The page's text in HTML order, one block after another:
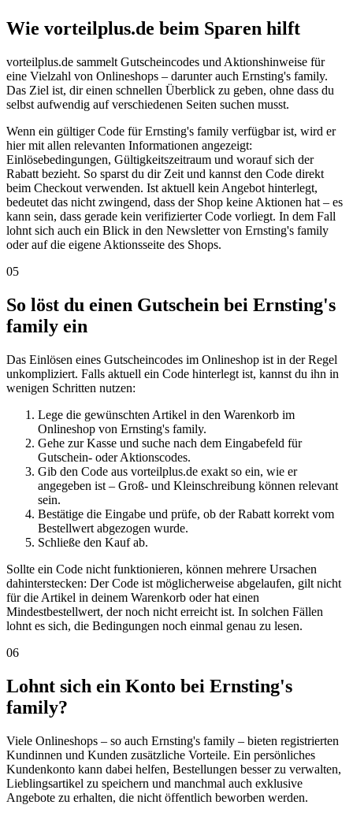
Wie vorteilplus.de beim Sparen hilft
vorteilplus.de sammelt Gutscheincodes und Aktionshinweise für
eine Vielzahl von Onlineshops – darunter auch Ernsting's family.
Das Ziel ist, dir einen schnellen Überblick zu geben, ohne dass du
selbst aufwendig auf verschiedenen Seiten suchen musst.
Wenn ein gültiger Code für Ernsting's family verfügbar ist, wird er
hier mit allen relevanten Informationen angezeigt:
Einlösebedingungen, Gültigkeitszeitraum und worauf sich der
Rabatt bezieht. So sparst du dir Zeit und kannst den Code direkt
beim Checkout verwenden. Ist aktuell kein Angebot hinterlegt,
bedeutet das nicht zwingend, dass der Shop keine Aktionen hat – es
kann sein, dass gerade kein verifizierter Code vorliegt. In dem Fall
lohnt sich auch ein Blick in den Newsletter von Ernsting's family
oder auf die eigene Aktionsseite des Shops.
05
So löst du einen Gutschein bei Ernsting's
family ein
Das Einlösen eines Gutscheincodes im Onlineshop ist in der Regel
unkompliziert. Falls aktuell ein Code hinterlegt ist, kannst du ihn in
wenigen Schritten nutzen:
Lege die gewünschten Artikel in den Warenkorb im
Onlineshop von Ernsting's family.
Gehe zur Kasse und suche nach dem Eingabefeld für
Gutschein- oder Aktionscodes.
Gib den Code aus vorteilplus.de exakt so ein, wie er
angegeben ist – Groß- und Kleinschreibung können relevant
sein.
Bestätige die Eingabe und prüfe, ob der Rabatt korrekt vom
Bestellwert abgezogen wurde.
Schließe den Kauf ab.
Sollte ein Code nicht funktionieren, können mehrere Ursachen
dahinterstecken: Der Code ist möglicherweise abgelaufen, gilt nicht
für die Artikel in deinem Warenkorb oder hat einen
Mindestbestellwert, der noch nicht erreicht ist. In solchen Fällen
lohnt es sich, die Bedingungen noch einmal genau zu lesen.
06
Lohnt sich ein Konto bei Ernsting's
family?
Viele Onlineshops – so auch Ernsting's family – bieten registrierten
Kundinnen und Kunden zusätzliche Vorteile. Ein persönliches
Kundenkonto kann dabei helfen, Bestellungen besser zu verwalten,
Lieblingsartikel zu speichern und manchmal auch exklusive
Angebote zu erhalten, die nicht öffentlich beworben werden.